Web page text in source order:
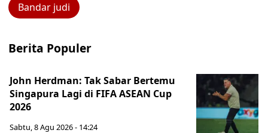
Bandar judi
Berita Populer
John Herdman: Tak Sabar Bertemu
Singapura Lagi di FIFA ASEAN Cup
2026
Sabtu, 8 Agu 2026 - 14:24